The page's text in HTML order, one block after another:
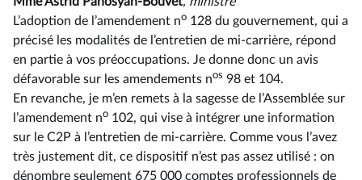
L’adoption de l’amendement no 128 du gouvernement, qui a
précisé les modalités de l’entretien de mi-carrière, répond
en partie à vos préoccupations. Je donne donc un avis
défavorable sur les amendements nos 98 et 104.
En revanche, je m’en remets à la sagesse de l’Assemblée sur
l’amendement no 102, qui vise à intégrer une information
sur le C2P à l’entretien de mi-carrière. Comme vous l’avez
très justement dit, ce dispositif n’est pas assez utilisé : on
dénombre seulement 675 000 comptes professionnels de